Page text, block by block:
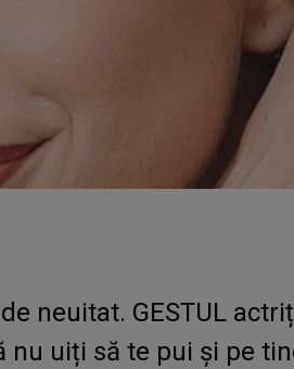
neuitat. GESTUL
nu uiți să te pui și pe